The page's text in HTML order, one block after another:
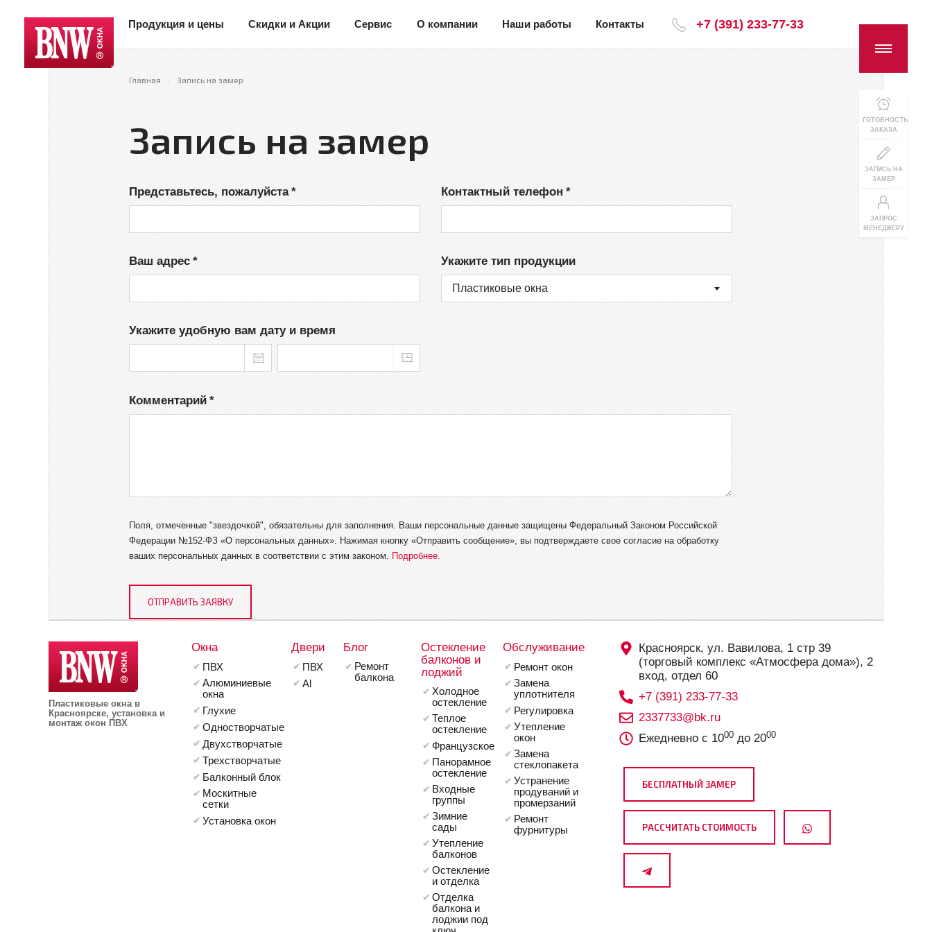
Продукция и цены Скидки и Акции Сервис О компании Наши работы Контакты +7 (391) 233-77-33
ГОТОВНОСТЬ
ЗАКАЗА
ЗАПИСЬ НА
ЗАМЕР
ЗАПРОС
МЕНЕДЖЕРУ
Главная Запись на замер
Запись на замер
Представьтесь, пожалуйста Контактный телефон
Ваш адрес Укажите тип продукции
Пластиковые окна
Укажите удобную вам дату и время
Комментарий
Поля, отмеченные "звездочкой", обязательны для заполнения. Ваши персональные данные защищены Федеральный Законом Российской
Федерации №152-ФЗ «О персональных данных». Нажимая кнопку «Отправить сообщение», вы подтверждаете свое согласие на обработку
ваших персональных данных в соответствии с этим законом. Подробнее.
ОТПРАВИТЬ ЗАЯВКУ
Пластиковые окна в
Красноярске, установка и
монтаж окон ПВХ
Окна
ПВХ
Алюминиевые
окна
Глухие
Одностворчатые
Двухстворчатые
Трехстворчатые
Балконный блок
Москитные
сетки
Установка окон
Двери
ПВХ
Al
Блог
Ремонт
балкона
Остекление
балконов и
лоджий
Холодное
остекление
Теплое
остекление
Французское
Панорамное
остекление
Входные
группы
Зимние
сады
Утепление
балконов
Остекление
и отделка
Отделка
балкона и
лоджии под
Обслуживание
Ремонт окон
Замена
уплотнителя
Регулировка
Утепление
окон
Замена
стеклопакета
Устранение
продуваний и
промерзаний
Ремонт
фурнитуры
Красноярск, ул. Вавилова, 1 стр 39
(торговый комплекс «Атмосфера дома»), 2
вход, отдел 60
+7 (391) 233-77-33
2337733@bk.ru
Ежедневно с 1000до 2000
БЕСПЛАТНЫЙ ЗАМЕР
РАССЧИТАТЬ СТОИМОСТЬ